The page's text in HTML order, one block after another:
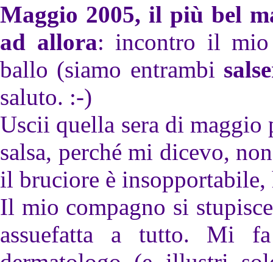
Maggio 2005, il più bel
ad allora: incontro il mio
ballo (siamo entrambi
saluto. :-)
Uscii quella sera di maggio
salsa, perché mi dicevo,
il bruciore è
Il mio compagno si
assuefatta a tutto. Mi